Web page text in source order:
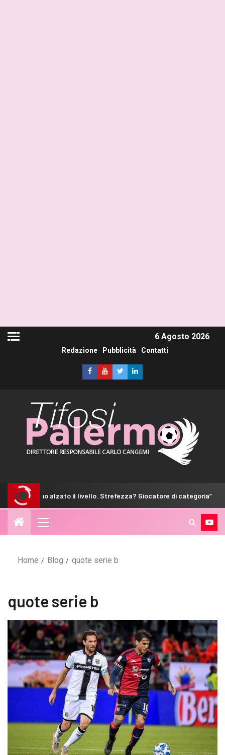
6 Agosto 2026
Redazione Pubblicità Contatti
alzato il livello. Strefezza? Giocatore di categoria”
Home Blog quote serie b
quote serie b